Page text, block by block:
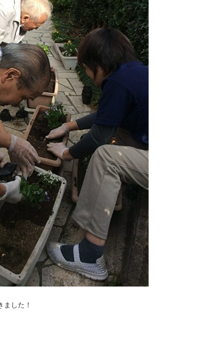
した！